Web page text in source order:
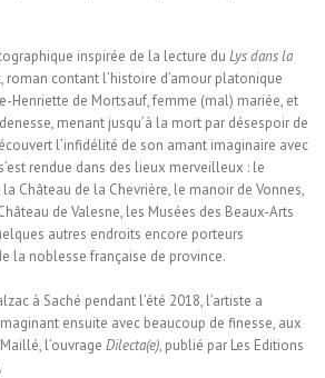
inspirée de la lecture du Lys dans la
roman contant l’histoire d’amour platonique
Henriette de Mortsauf, femme (mal) mariée, et
menant jusqu’à la mort par désespoir de
l’infidélité de son amant imaginaire avec
rendue dans des lieux merveilleux : le
la Château de la Chevrière, le manoir de Vonnes,
de Valesne, les Musées des Beaux-Arts
autres endroits encore porteurs
la noblesse française de province.
à Saché pendant l’été 2018, l’artiste a
ensuite avec beaucoup de finesse, aux
l’ouvrage Dilecta(e), publié par Les Editions